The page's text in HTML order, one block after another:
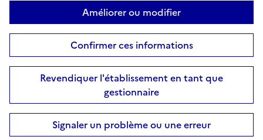
Améliorer ou modifier
Confirmer ces informations
Revendiquer l'établissement en tant que
gestionnaire
Signaler un problème ou une erreur